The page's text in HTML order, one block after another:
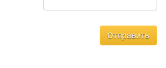
Отправить